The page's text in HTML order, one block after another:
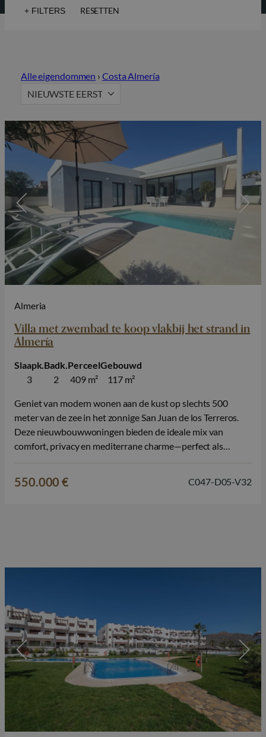
+FILTERS RESETTEN
Populair vastgoed Beveiligde woonwijk
Alle eigendommen › Costa Almería
NIEUWSTE EERST
Almeria
Villa met zwembad te koop vlakbij het strand in
Almería
3
Slaapk.
2
Badk.
409 m²
Perceel
117 m²
Gebouwd
Geniet van modern wonen aan de kust op slechts 500
meter van de zee in het zonnige San Juan de los Terreros.
Deze nieuwbouwwoningen bieden de ideale mix van
comfort, privacy en mediterrane charme—perfect als
gelijkvloers voor optimaal wooncomfort. De…
550.000 € C047-D05-V32